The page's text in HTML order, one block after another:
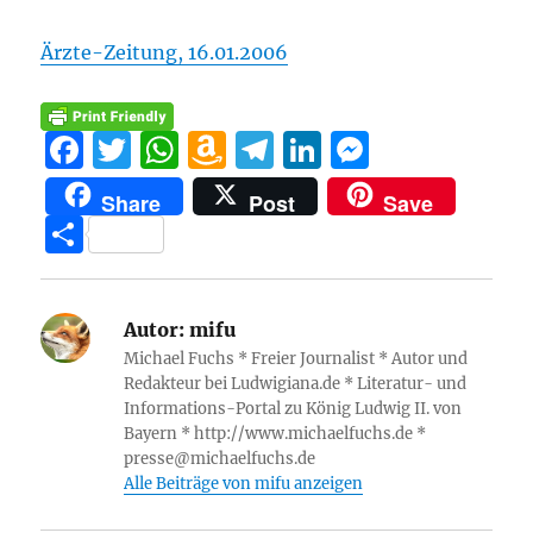
Ärzte-Zeitung, 16.01.2006
F
a
c
e
o
T
w
it
te
W
h
at
p
p
A
m
a
n
W
is
h
Li
T
el
e
a
m
Li
n
k
n
e
ss
g
er
Share Post Save
T
ei
le
n
Autor: mifu
Michael Fuchs * Freier Journalist * Autor und
Redakteur bei Ludwigiana.de * Literatur- und
Informations-Portal zu König Ludwig II. von
Bayern * http://www.michaelfuchs.de *
presse@michaelfuchs.de
Alle Beiträge von mifu anzeigen